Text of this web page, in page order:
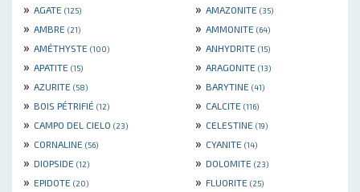
» AGATE (125) » AMAZONITE (35)
» AMBRE (21) » AMMONITE (64)
» AMÉTHYSTE (100) » ANHYDRITE (15)
» APATITE (15) » ARAGONITE (13)
» AZURITE (58) » BARYTINE (41)
» BOIS PÉTRIFIÉ (12) » CALCITE (116)
» CAMPO DEL CIELO (23) » CELESTINE (19)
» CORNALINE (56) » CYANITE (14)
» DIOPSIDE (12) » DOLOMITE (23)
» EPIDOTE (20) » FLUORITE (25)